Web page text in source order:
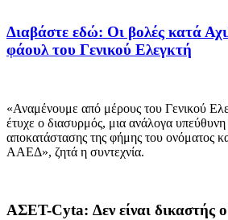
Διαβάστε εδώ: Οι βολές κατά
φάουλ του Γενικού Ελεγκτή
«Αναμένουμε από μέρους του Γενικού
έτυχε ο διασυρμός, μια ανάλογα
αποκατάστασης της φήμης του ονόματος
ΑΑΕΔ», ζητά η συντεχνία.
ΑΣΕΤ-Cyta: Δεν είναι δικαστής